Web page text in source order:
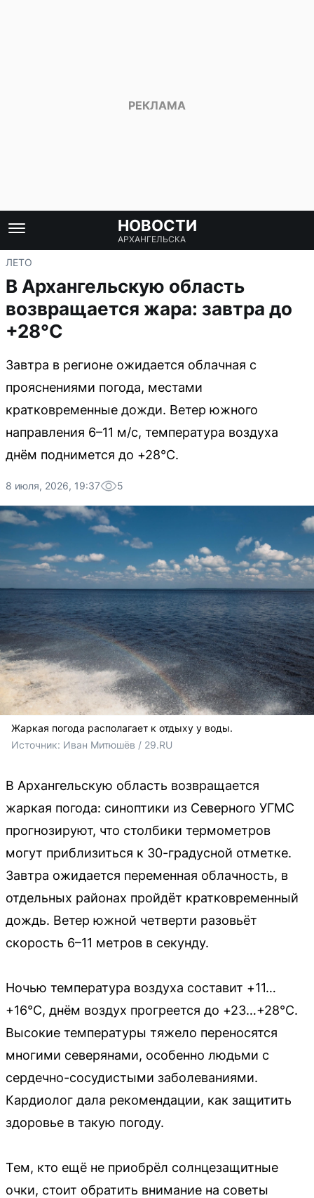
НОВОСТИ
АРХАНГЕЛЬСКА
ЛЕТО
В Архангельскую область
возвращается жара: завтра до
+28°C
Завтра в регионе ожидается облачная с
прояснениями погода, местами
кратковременные дожди. Ветер южного
направления 6–11 м/с, температура воздуха
днём поднимется до +28°C.
8 июля, 2026, 19:37 5
Жаркая погода располагает к отдыху у воды.
Источник: Иван Митюшёв / 29.RU
В Архангельскую область возвращается
жаркая погода: синоптики из Северного УГМС
прогнозируют, что столбики термометров
могут приблизиться к 30-градусной отметке.
Завтра ожидается переменная облачность, в
отдельных районах пройдёт кратковременный
дождь. Ветер южной четверти разовьёт
скорость 6–11 метров в секунду.
Ночью температура воздуха составит +11…
+16°C, днём воздух прогреется до +23…+28°C.
Высокие температуры тяжело переносятся
многими северянами, особенно людьми с
сердечно-сосудистыми заболеваниями.
Кардиолог дала рекомендации, как защитить
здоровье в такую погоду.
Тем, кто ещё не приобрёл солнцезащитные
очки, стоит обратить внимание на советы